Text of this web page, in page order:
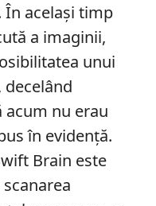
același timp
a imaginii,
unui
acum nu erau
în evidență.
Brain este